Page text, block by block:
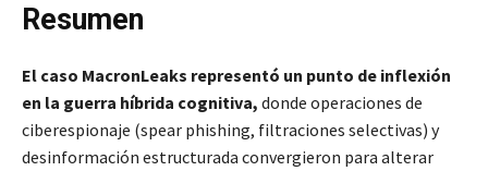
Resumen
El caso MacronLeaks representó un punto de inflexión
en la guerra híbrida cognitiva, donde operaciones de
ciberespionaje (spear phishing, filtraciones selectivas) y
desinformación estructurada convergieron para alterar